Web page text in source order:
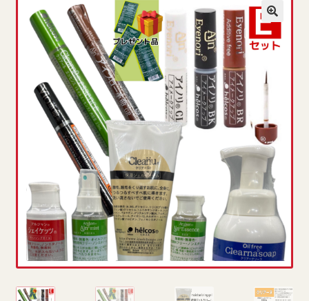
プライバシーポリシー
マイページ
ログイン
商品ラインナップ
営業所案内
新規登録
特定商取引法に基づく表記